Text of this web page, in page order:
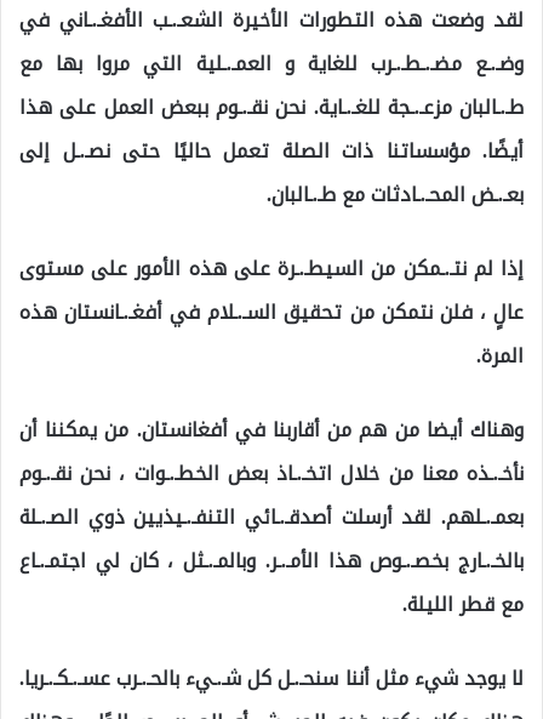
لقد وضعت هذه التطورات الأخيرة الشعـ.ـب الأفغـ.ـاني في
وضـ.ـع مضـ.ـطـ.ـرب للغاية و العمـ.ـلية التي مروا بها مع
طـ.ـالبان مزعـ.ـجة للغـ.ـاية. نحن نقـ.ـوم ببعض العمل على هذا
أيضًا. مؤسساتنا ذات الصلة تعمل حاليًا حتى نصـ.ـل إلى
بعـ.ـض المحـ.ـادثات مع طـ.ـالبان.
إذا لم نتـ.ـمكن من السيطـ.ـرة على هذه الأمور على مستوى
عالٍ ، فلن نتمكن من تحقيق السـ.ـلام في أفغـ.ـانستان هذه
المرة.
وهناك أيضا من هم من أقاربنا في أفغانستان. من يمكننا أن
نأخـ.ـذه معنا من خلال اتخـ.ـاذ بعض الخطـ.ـوات ، نحن نقـ.ـوم
بعمـ.ـلهم. لقد أرسلت أصدقـ.ـائي التنفـ.ـيذيين ذوي الصـ.ـلة
بالخـ.ـارج بخصـ.ـوص هذا الأمـ.ـر. وبالمـ.ـثل ، كان لي اجتمـ.ـاع
مع قطر الليلة.
لا يوجد شيء مثل أننا سنحـ.ـل كل شـ.ـيء بالحـ.ـرب عسـ.ـكـ.ـريا.